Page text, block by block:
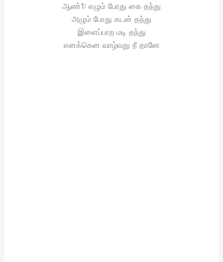
ஆண்1: எழும் போது கை தந்து
அழும் போது கடன் தந்து
இளைப்பாற மடி தந்து
எனக்கென வாழ்வது நீ தானே